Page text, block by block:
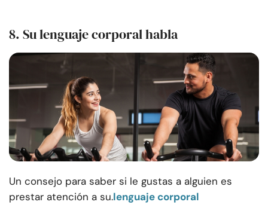
8. Su lenguaje corporal habla
Un consejo para saber si le gustas a alguien es
prestar atención a su.lenguaje corporal